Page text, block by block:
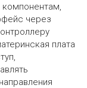
через
плата